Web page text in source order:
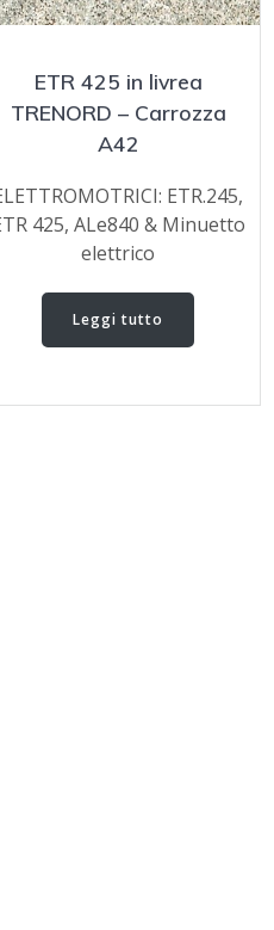
ETR 425 in livrea
TRENORD – Carrozza
A42
ETR.245,
425, ALe840 & Minuetto
elettrico
Leggi tutto